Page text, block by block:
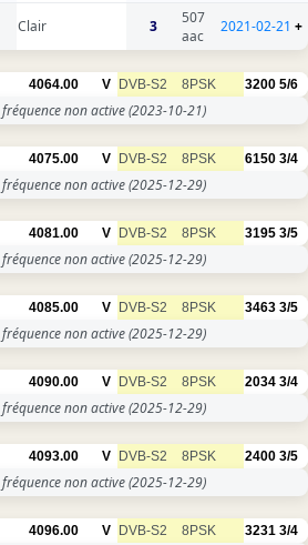
Clair 3
507
aac
2021-02-21 +
4064.00 V DVB-S2 8PSK 3200 5/6
non active(2023-10-21)
4075.00 V DVB-S2 8PSK 6150 3/4
non active(2025-12-29)
4081.00 V DVB-S2 8PSK 3195 3/5
non active(2025-12-29)
4085.00 V DVB-S2 8PSK 3463 3/5
non active(2025-12-29)
4090.00 V DVB-S2 8PSK 2034 3/4
non active(2025-12-29)
4093.00 V DVB-S2 8PSK 2400 3/5
non active(2025-12-29)
4096.00 V DVB-S2 8PSK 3231 3/4